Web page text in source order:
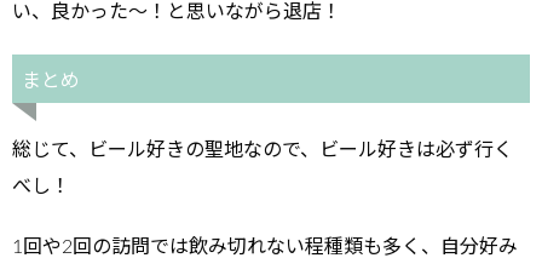
い、良かった～！と思いながら退店！
まとめ
総じて、ビール好きの聖地なので、ビール好きは必ず行く
べし！
1回や2回の訪問では飲み切れない程種類も多く、自分好み